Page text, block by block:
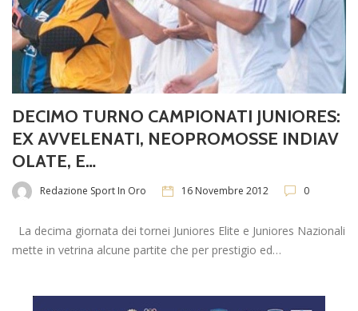
DECIMO TURNO CAMPIONATI JUNIORES:
EX AVVELENATI, NEOPROMOSSE INDIAV
OLATE, E…
Redazione Sport In Oro 16 Novembre 2012 0
La decima giornata dei tornei Juniores Elite e Juniores Nazionali
mette in vetrina alcune partite che per prestigio ed…